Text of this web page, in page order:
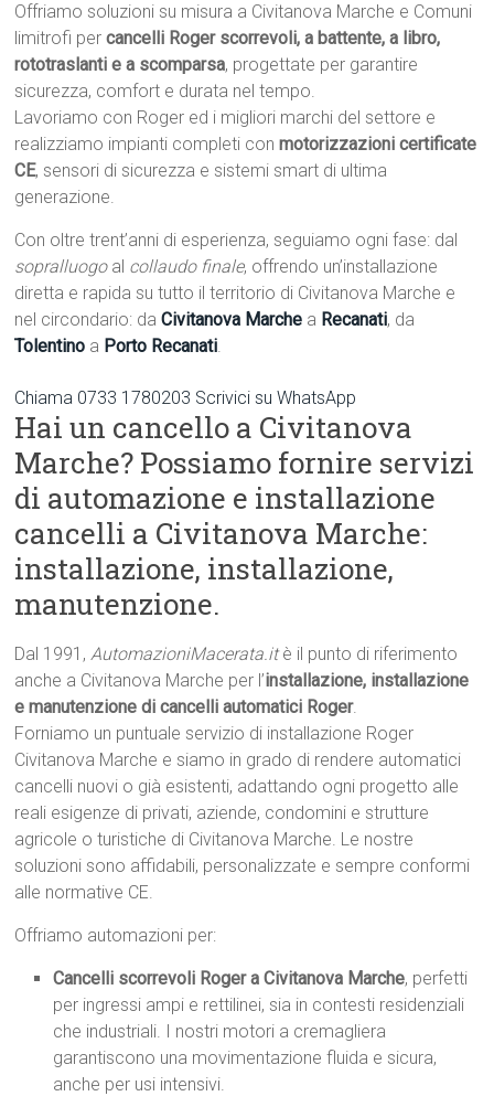
Offriamo soluzioni su misura a Civitanova Marche e Comuni
limitrofi percancelli Roger scorrevoli, a battente, a libro,
rototraslanti e a scomparsa, progettate per garantire
sicurezza, comfort e durata nel tempo.
Lavoriamo con Roger ed i migliori marchi del settore e
realizziamo impianti completi conmotorizzazioni certificate
CE, sensori di sicurezza e sistemi smart di ultima
generazione.
Con oltre trent’anni di esperienza, seguiamo ogni fase: dal
sopralluogo al collaudo finale, offrendo un’installazione
diretta e rapida su tutto il territorio di Civitanova Marche e
nel circondario: daCivitanova Marche a Recanati, da
Tolentino a Porto Recanati.
Chiama 0733 1780203 Scrivici su WhatsApp
Hai un cancello a Civitanova
Marche? Possiamo fornire servizi
di automazione e installazione
cancelli a Civitanova Marche:
installazione, installazione,
manutenzione.
Dal 1991,AutomazioniMacerata.itè il punto di riferimento
anche a Civitanova Marche per l’installazione, installazione
e manutenzione di cancelli automatici Roger.
Forniamo un puntuale servizio di installazione Roger
Civitanova Marche e siamo in grado di rendere automatici
cancelli nuovi o già esistenti, adattando ogni progetto alle
reali esigenze di privati, aziende, condomini e strutture
agricole o turistiche di Civitanova Marche. Le nostre
soluzioni sono affidabili, personalizzate e sempre conformi
alle normative CE.
Offriamo automazioni per:
Cancelli scorrevoli Roger a Civitanova Marche, perfetti
per ingressi ampi e rettilinei, sia in contesti residenziali
che industriali. I nostri motori a cremagliera
garantiscono una movimentazione fluida e sicura,
anche per usi intensivi.